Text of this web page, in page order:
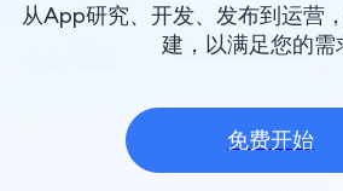
从App研究、开发、发布到运营
建，以满足您的需
免费开始